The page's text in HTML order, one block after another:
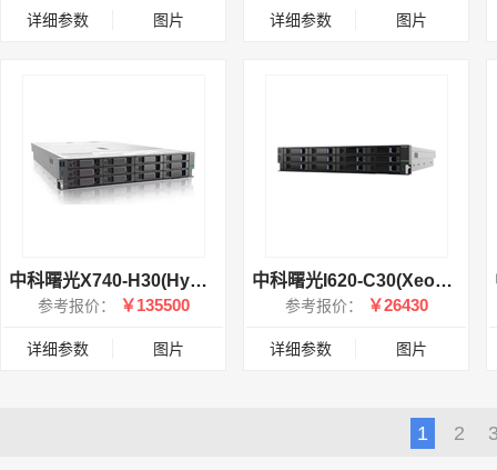
详细参数 图片 详细参数 图片
中科曙光X740-H30(Hygon 7165×2/32GB×16/600G×8/2GB缓存RAID卡/HBA卡×2/RTX4000)
参考报价： ￥135500
详细参数 图片
中科曙光I620-C30(Xeon Silver 4110/16GB/600GB×2)
参考报价： ￥26430
详细参数 图片
1 2